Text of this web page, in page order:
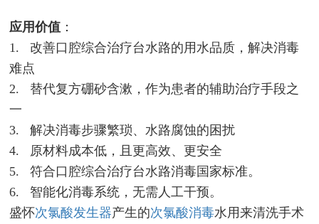
应用价值 ：
1. 改善口腔综合治疗台水路的用水品质，解决消毒
难点
2. 替代复方硼砂含漱，作为患者的辅助治疗手段之
一
3. 解决消毒步骤繁琐、水路腐蚀的困扰
4. 原材料成本低，且更高效、更安全
5. 符合口腔综合治疗台水路消毒国家标准。
6. 智能化消毒系统，无需人工干预。
盛怀次氯酸发生器产生的次氯酸消毒水用来清洗手术